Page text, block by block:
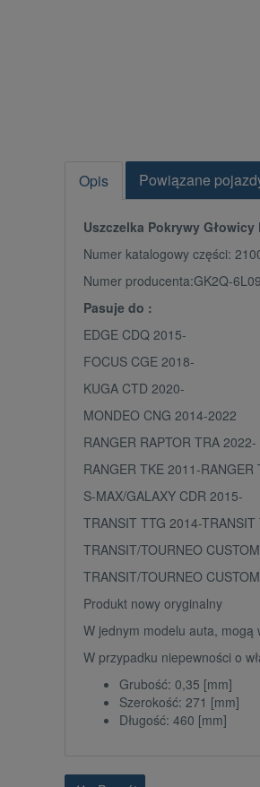
Opis Powiązane
Uszczelka Pokrywy Głowicy
Numer katalogowy części:
Numer producenta:GK2Q-
Pasuje do :
EDGE CDQ 2015-
FOCUS CGE 2018-
KUGA CTD 2020-
MONDEO CNG 2014-2022
RANGER RAPTOR TRA 2022-
RANGER TKE 2011-RANGER
S-MAX/GALAXY CDR 2015-
TRANSIT TTG 2014-
TRANSIT/TOURNEO
TRANSIT/TOURNEO
Produkt nowy oryginalny
W jednym modelu auta, mogą
W przypadku niepewności o
Grubość: 0,35 [mm]
Szerokość: 271 [mm]
Długość: 460 [mm]